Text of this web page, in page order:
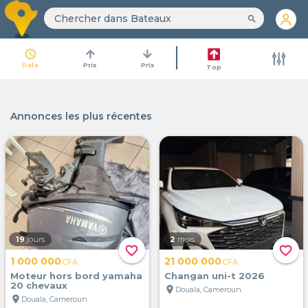
search
access_time
Date
arrow_upward
Prix
arrow_downward
Prix Top
Annonces les plus récentes
favorite_border
19 jours
1 000 000CFA
Moteur hors bord yamaha
20 chevaux
location_on Douala, Cameroun
favorite_border
2 mois
21 000 000CFA
Changan uni-t 2026
location_on Douala, Cameroun